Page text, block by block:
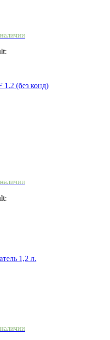
1.2 (без конд)
1,2 л.